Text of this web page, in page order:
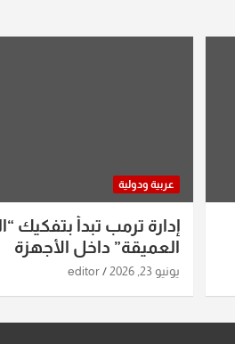
عربية ودولية
إدارة ترمب تبدأ بتفكيك
العميقة” داخل الأجهزة
الاستخباراتية
يونيو 23, 2026 editor